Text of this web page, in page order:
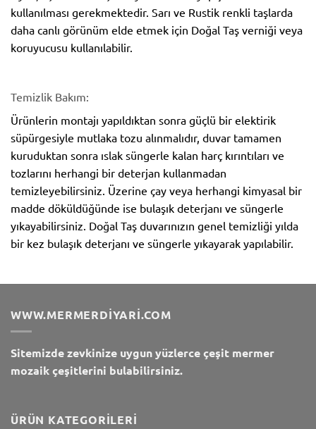
kullanılması gerekmektedir. Sarı ve Rustik renkli taşlarda
daha canlı görünüm elde etmek için Doğal Taş verniği veya
koruyucusu kullanılabilir.
Temizlik Bakım:
Ürünlerin montajı yapıldıktan sonra güçlü bir elektirik
süpürgesiyle mutlaka tozu alınmalıdır, duvar tamamen
kuruduktan sonra ıslak süngerle kalan harç kırıntıları ve
tozlarını herhangi bir deterjan kullanmadan
temizleyebilirsiniz. Üzerine çay veya herhangi kimyasal bir
madde döküldüğünde ise bulaşık deterjanı ve süngerle
yıkayabilirsiniz. Doğal Taş duvarınızın genel temizliği yılda
bir kez bulaşık deterjanı ve süngerle yıkayarak yapılabilir.
WWW.MERMERDIYARI.COM
Sitemizde zevkinize uygun yüzlerce çeşit mermer
mozaik çeşitlerini bulabilirsiniz.
ÜRÜN KATEGORILERI